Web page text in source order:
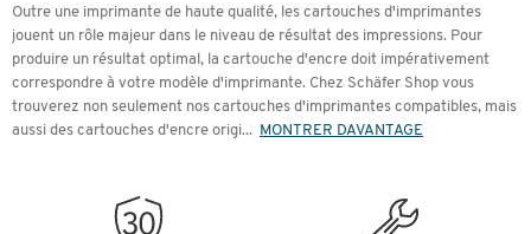
Outre une imprimante de haute qualité, les cartouches d'imprimantes
jouent un rôle majeur dans le niveau de résultat des impressions. Pour
produire un résultat optimal, la cartouche d'encre doit impérativement
correspondre à votre modèle d'imprimante. Chez Schäfer Shop vous
trouverez non seulement nos cartouches d'imprimantes compatibles, mais
aussi des cartouches d'encre origi... MONTRER DAVANTAGE